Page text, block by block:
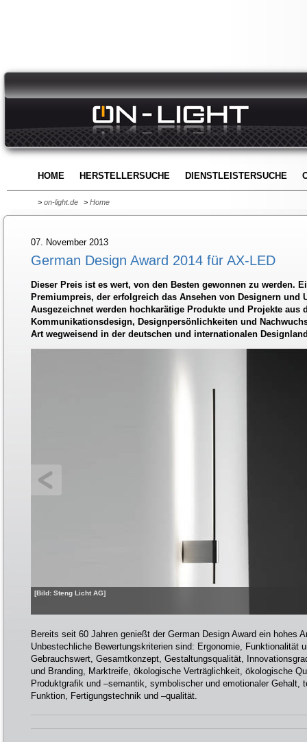
HOME HERSTELLERSUCHE DIENSTLEISTERSUCHE
> on-light.de > Home
07. November 2013
German Design Award 2014 für AX-LED
Dieser Preis ist es wert, von den Besten gewonnen zu werden.
Premiumpreis, der erfolgreich das Ansehen von Designern und
Ausgezeichnet werden hochkarätige Produkte und Projekte aus
Kommunikationsdesign, Designpersönlichkeiten und
Art wegweisend in der deutschen und internationalen
[Bild: Steng Licht AG]
Bereits seit 60 Jahren genießt der German Design Award ein hohes
Unbestechliche Bewertungskriterien sind: Ergonomie, Funktionalität
Gebrauchswert, Gesamtkonzept, Gestaltungsqualität,
und Branding, Marktreife, ökologische Verträglichkeit, ökologische
Produktgrafik und –semantik, symbolischer und emotionaler Gehalt,
Funktion, Fertigungstechnik und –qualität.